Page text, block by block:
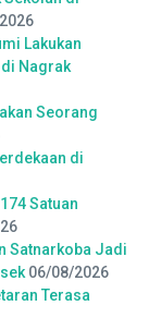
Lakukan
Nagrak
Seorang
di
Satuan
Satnarkoba Jadi
06/08/2026
Terasa